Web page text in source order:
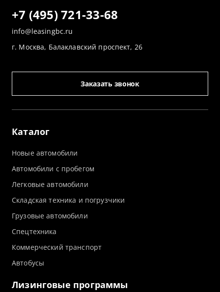
Каталог
Новые автомобили
Автомобили с пробегом
Легковые автомобили
Складская техника и погрузчики
Грузовые автомобили
Спецтехника
Коммерческий транспорт
Автобусы
Лизинговые программы
+7 (495) 721-33-68
info@leasingbc.ru
г. Москва, Балаклавский проспект, 26
Заказать звонок